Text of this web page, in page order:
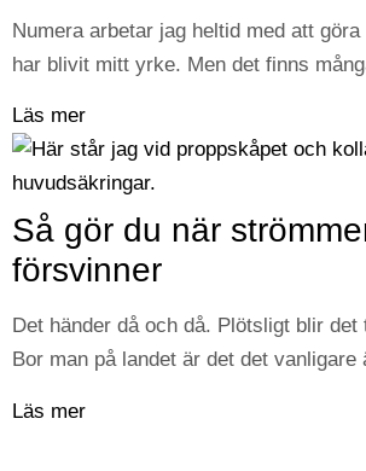
Numera arbetar jag heltid med att göra
har blivit mitt yrke. Men det finns
Läs mer
Så gör du när
försvinner
Det händer då och då. Plötsligt blir
Bor man på landet är det det vanligare
Läs mer